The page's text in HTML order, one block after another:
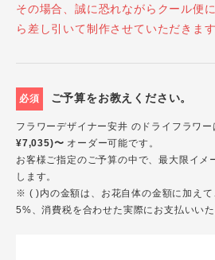
その場合、誠に恐れながらクール便
ら差し引いて制作させていただきます
必須 ご予算をお教えください。
フラワーデザイナー安井 のドライフラワ
¥7,035)〜 オーダー可能です。
お客様ご指定のご予算の中で、最大限イメ
します。
※ ( )内の金額は、お花自体の金額に加え
5%、消費税を合わせた実際にお支払いいた